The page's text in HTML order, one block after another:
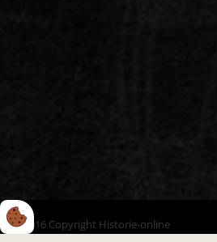
© 2016 Copyright Historie-online